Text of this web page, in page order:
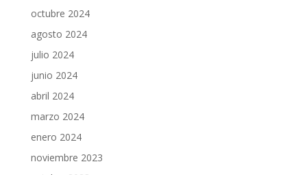
octubre 2024
agosto 2024
julio 2024
junio 2024
abril 2024
marzo 2024
enero 2024
noviembre 2023